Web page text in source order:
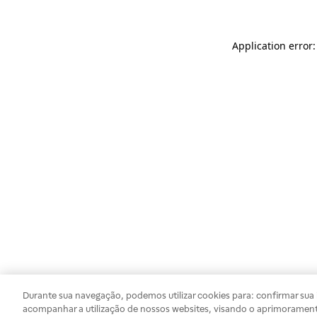
Application
Durante sua navegação, podemos utilizar cookies para: confirmar
acompanhar a utilização de nossos websites, visando o